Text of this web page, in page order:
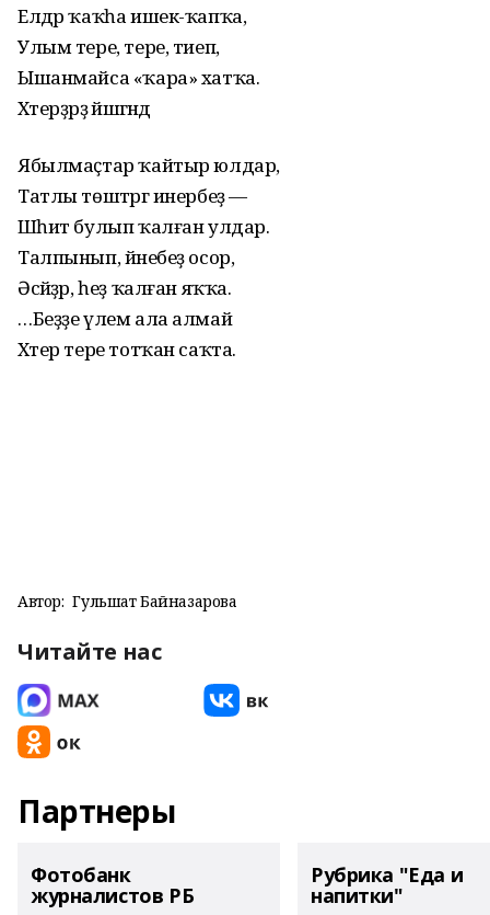
Елдәр ҡаҡһа ишек-ҡапҡа,
Улым тере, тере, тиеп,
Ышанмайса «ҡара» хатҡа.
Хәтерҙәрҙә йәшәгәндә
Ябылмаҫтар ҡайтыр юлдар,
Татлы төштәргә инербеҙ —
Шәһит булып ҡалған улдар.
Талпынып, йәнебеҙ осор,
Әсәйҙәр, һеҙ ҡалған яҡҡа.
…Беҙҙе үлем ала алмай
Хәтер тере тотҡан саҡта.
Автор: Гульшат Байназарова
Читайте нас
Партнеры
Фотобанк
журналистов РБ
Рубрика "Еда и
напитки"